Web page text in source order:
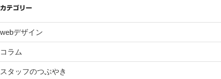
カテゴリー
webデザイン
コラム
スタッフのつぶやき